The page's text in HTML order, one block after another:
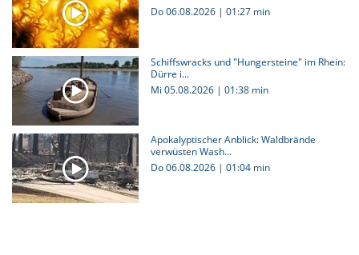
Do 06.08.2026 | 01:27 min
Schiffswracks und "Hungersteine" im Rhein:
Dürre i...
Mi 05.08.2026 | 01:38 min
Apokalyptischer Anblick: Waldbrände
verwüsten Wash...
Do 06.08.2026 | 01:04 min